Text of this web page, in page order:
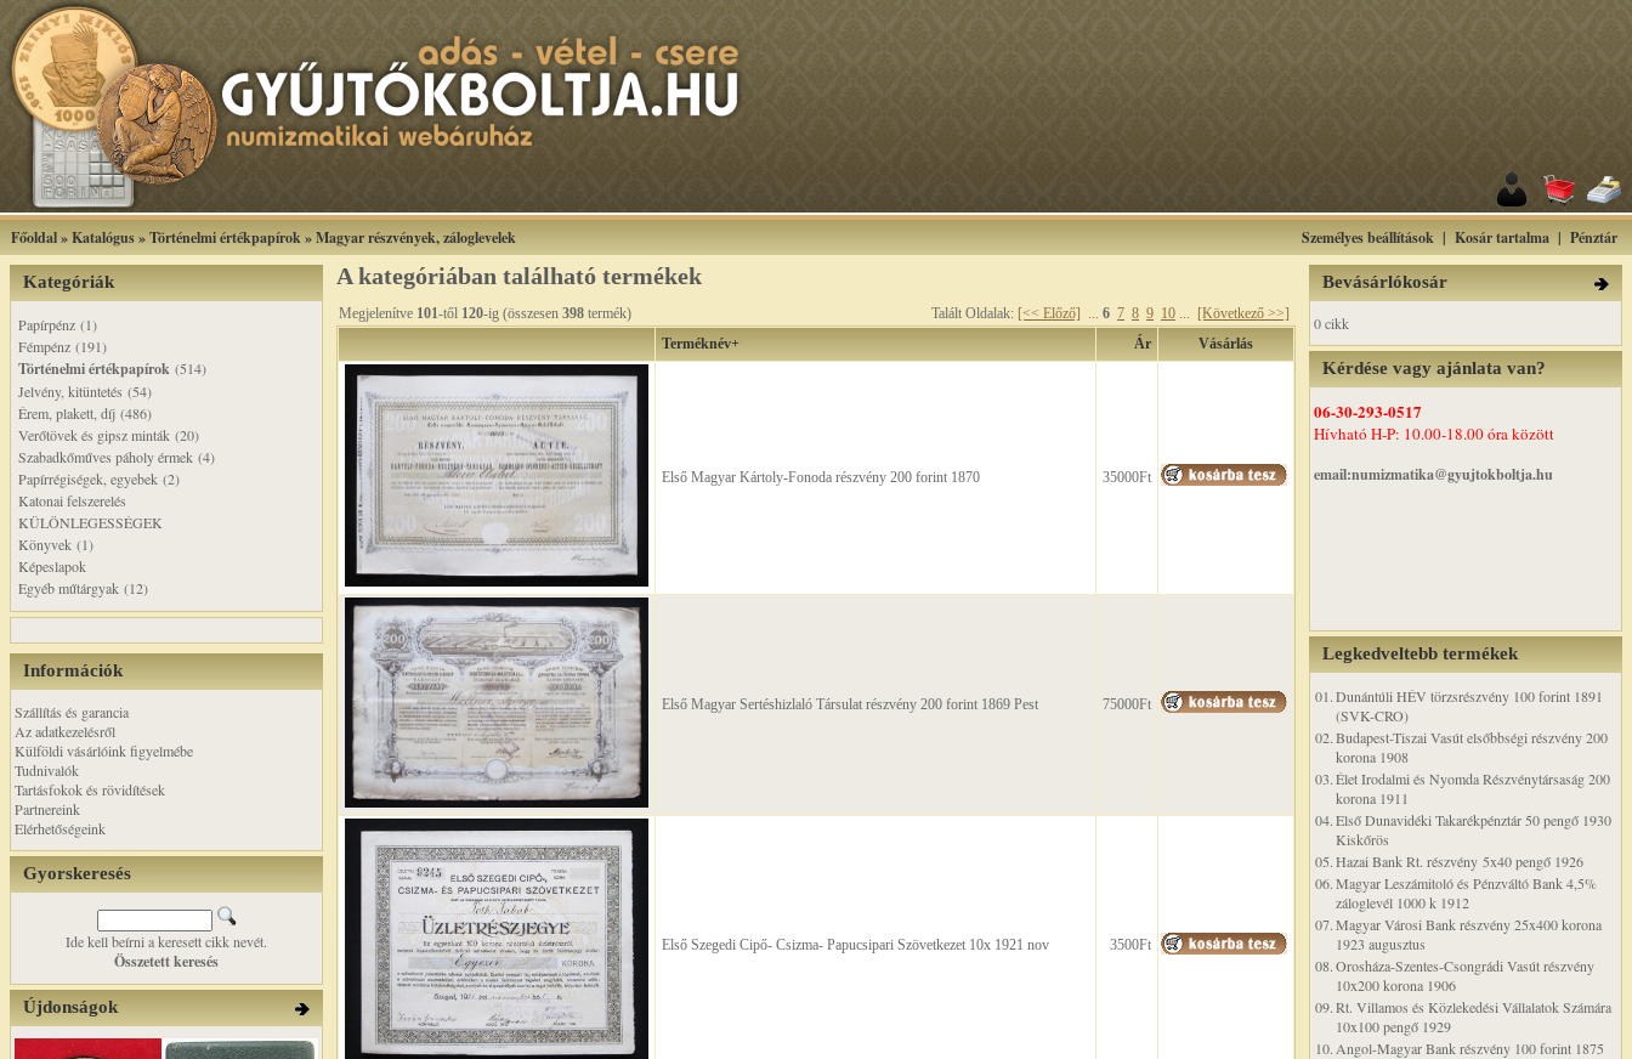
Főoldal»Katalógus»Történelmi értékpapírok»Magyar részvények, záloglevelek Személyes beállítások | Kosár tartalma | Pénztár
Kategóriák
Papírpénz (1)
Fémpénz (191)
Történelmi értékpapírok (514)
Jelvény, kitüntetés (54)
Érem, plakett, díj (486)
Verőtövek és gipsz minták (20)
Szabadkőműves páholy érmek (4)
Papírrégiségek, egyebek (2)
Katonai felszerelés
KÜLÖNLEGESSÉGEK
Könyvek (1)
Képeslapok
Egyéb műtárgyak (12)
Információk
Szállítás és garancia
Az adatkezelésről
Külföldi vásárlóink figyelmébe
Tudnivalók
Tartásfokok és rövidítések
Partnereink
Elérhetőségeink
Gyorskeresés
Ide kell beírni a keresett cikk nevét.
Összetett keresés
Újdonságok
A kategóriában található termékek
Megjelenítve 101-től 120-ig (összesen 398 termék) Talált Oldalak: [<< Előző] ... 6 7 8 9 10 ...
[Következő >>]
Terméknév+
Ár Vásárlás
Első Magyar Kártoly-Fonoda részvény 200 forint 1870 35000Ft
Első Magyar Sertéshizlaló Társulat részvény 200 forint 1869 Pest 75000Ft
Első Szegedi Cipő- Csizma- Papucsipari Szövetkezet 10x 1921 nov 3500Ft
Bevásárlókosár
0 cikk
Kérdése vagy ajánlata van?
06-30-293-0517
Hívható H-P: 10.00-18.00 óra között
email:numizmatika@gyujtokboltja.hu
Legkedveltebb termékek
01.Dunántúli HÉV törzsrészvény 100 forint 1891
(SVK-CRO)
02.Budapest-Tiszai Vasút elsőbbségi részvény 200
korona 1908
03.Élet Irodalmi és Nyomda Részvénytársaság 200
korona 1911
04.Első Dunavidéki Takarékpénztár 50 pengő 1930
Kiskőrös
05.Hazai Bank Rt. részvény 5x40 pengő 1926
06.Magyar Leszámitoló és Pénzváltó Bank 4,5%
záloglevél 1000 k 1912
07.Magyar Városi Bank részvény 25x400 korona
1923 augusztus
08.Orosháza-Szentes-Csongrádi Vasút részvény
10x200 korona 1906
09.Rt. Villamos és Közlekedési Vállalatok Számára
10x100 pengő 1929
10. Angol-Magyar Bank részvény 100 forint 1875